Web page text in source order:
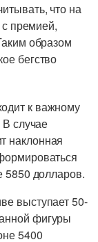
что на
с премией,
образом
бегство
к важному
случае
наклонная
5850 долларов.
выступает 50-
фигуры
5400